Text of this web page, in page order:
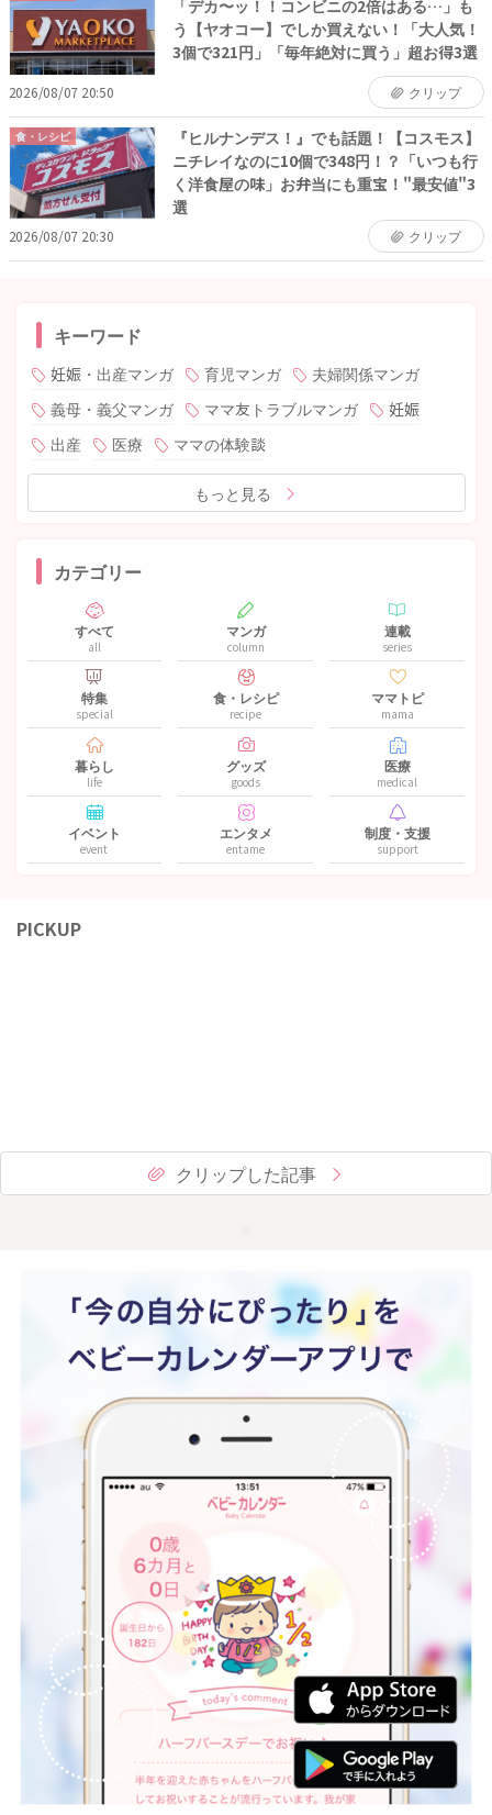
「デカ〜ッ！！コンビニの2倍はある…」も
う【ヤオコー】でしか買えない！「大人気！
3個で321円」「毎年絶対に買う」超お得3選
2026/08/07 20:50 クリップ
食・レシピ
『ヒルナンデス！』でも話題！【コスモス】
ニチレイなのに10個で348円！？「いつも行
く洋食屋の味」お弁当にも重宝！"最安値"3
選
2026/08/07 20:30 クリップ
キーワード
妊娠・出産マンガ 育児マンガ
夫婦関係マンガ
義母・義父マンガ
ママ友トラブルマンガ
妊娠
出産
医療 ママの体験談
もっと見る
カテゴリー
すべて
all
マンガ
column
連載
series
特集
special
食・レシピ
recipe
ママトピ
mama
暮らし
life
グッズ
goods
医療
medical
イベント
event
エンタメ
entame
制度・支援
support
PICKUP
クリップした記事